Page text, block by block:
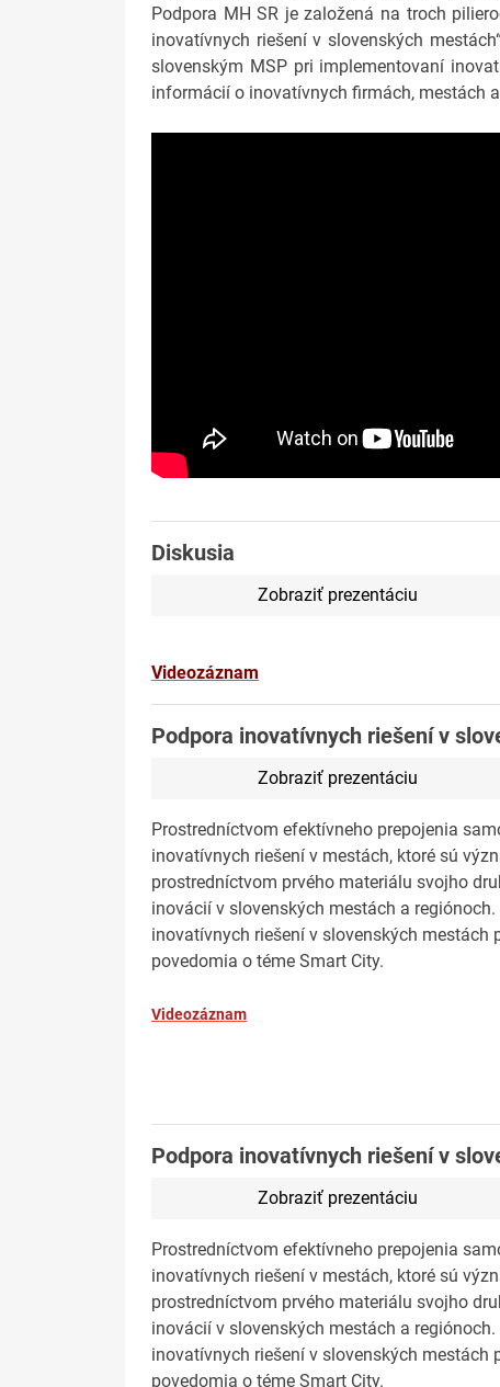
Podpora MH SR je založená na troch
inovatívnych riešení v slovenských
slovenským MSP pri implementovaní
informácií o inovatívnych firmách, mestách
Diskusia
Zobraziť prezentáciu
Videozáznam
Podpora inovatívnych riešení v
Zobraziť prezentáciu
Prostredníctvom efektívneho prepojenia
inovatívnych riešení v mestách, ktoré sú
prostredníctvom prvého materiálu svojho
inovácií v slovenských mestách a
inovatívnych riešení v slovenských
povedomia o téme Smart City.
Videozáznam
Podpora inovatívnych riešení v
Zobraziť prezentáciu
Prostredníctvom efektívneho prepojenia
inovatívnych riešení v mestách, ktoré sú
prostredníctvom prvého materiálu svojho
inovácií v slovenských mestách a
inovatívnych riešení v slovenských
povedomia o téme Smart City.